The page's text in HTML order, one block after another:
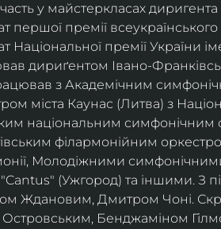
у майстеркласах
першої премії
Національної премії України
дириґентом Івано-
з Академічним
міста Каунас (Литва) з
національним
філармонійним
Молодіжними
(Ужгород) та іншими. З
Ждановим, Дмитром Чоні.
Островським, Бенджаміном